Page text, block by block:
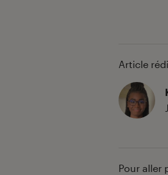
Article
Pour aller